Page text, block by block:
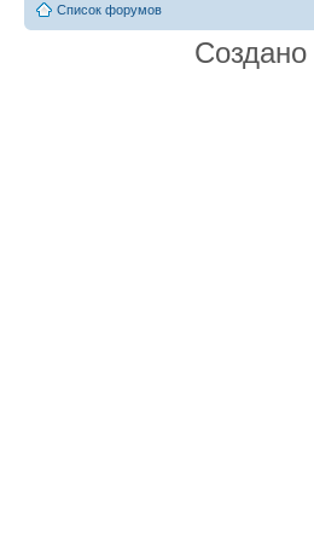
Список форумов